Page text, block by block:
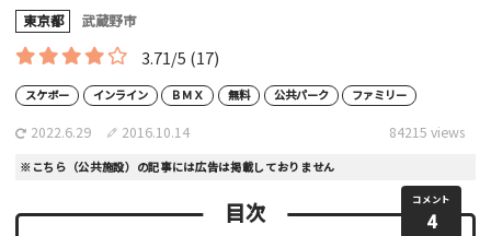
東京都 武蔵野市
3.71/5 (17)
スケボー インライン ＢＭＸ 無料 公共パーク ファミリー
2022.6.29 2016.10.14 84215 views
※こちら（公共施設）の記事には広告は掲載しておりません
コメント
4
目次